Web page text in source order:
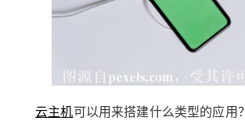
云主机可以用来搭建什么类型的应用？